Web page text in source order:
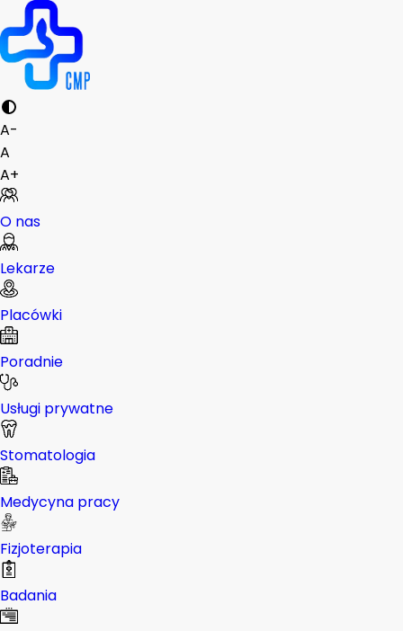
A-
A
A+
O nas
Lekarze
Placówki
Poradnie
Usługi prywatne
Stomatologia
Medycyna pracy
Fizjoterapia
Badania